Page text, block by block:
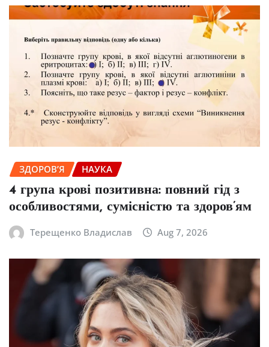
ЗДОРОВ’Я НАУКА
4 група крові позитивна: повний гід з
особливостями, сумісністю та здоров’ям
Терещенко Владислав Aug 7, 2026